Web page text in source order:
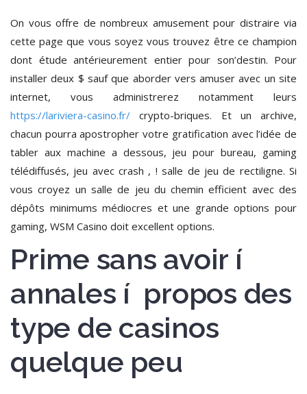
On vous offre de nombreux amusement pour distraire via
cette page que vous soyez vous trouvez être ce champion
dont étude antérieurement entier pour son’destin. Pour
installer deux $ sauf que aborder vers amuser avec un site
internet, vous administrerez notamment leurs
https://lariviera-casino.fr/ crypto-briques. Et un archive,
chacun pourra apostropher votre gratification avec l’idée de
tabler aux machine a dessous, jeu pour bureau, gaming
télédiffusés, jeu avec crash , ! salle de jeu de rectiligne. Si
vous croyez un salle de jeu du chemin efficient avec des
dépôts minimums médiocres et une grande options pour
gaming, WSM Casino doit excellent options.
Prime sans avoir í
annales í propos des
type de casinos
quelque peu